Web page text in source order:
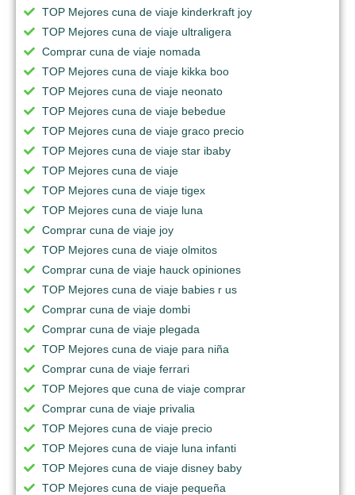
TOP Mejores cuna de viaje kinderkraft joy
TOP Mejores cuna de viaje ultraligera
Comprar cuna de viaje nomada
TOP Mejores cuna de viaje kikka boo
TOP Mejores cuna de viaje neonato
TOP Mejores cuna de viaje bebedue
TOP Mejores cuna de viaje graco precio
TOP Mejores cuna de viaje star ibaby
TOP Mejores cuna de viaje
TOP Mejores cuna de viaje tigex
TOP Mejores cuna de viaje luna
Comprar cuna de viaje joy
TOP Mejores cuna de viaje olmitos
Comprar cuna de viaje hauck opiniones
TOP Mejores cuna de viaje babies r us
Comprar cuna de viaje dombi
Comprar cuna de viaje plegada
TOP Mejores cuna de viaje para niña
Comprar cuna de viaje ferrari
TOP Mejores que cuna de viaje comprar
Comprar cuna de viaje privalia
TOP Mejores cuna de viaje precio
TOP Mejores cuna de viaje luna infanti
TOP Mejores cuna de viaje disney baby
TOP Mejores cuna de viaje pequeña